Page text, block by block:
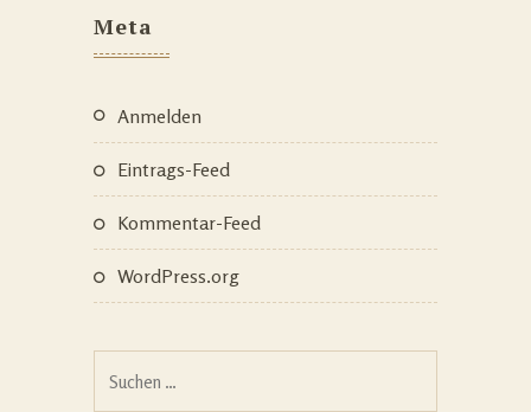
Meta
Anmelden
Eintrags-Feed
Kommentar-Feed
WordPress.org